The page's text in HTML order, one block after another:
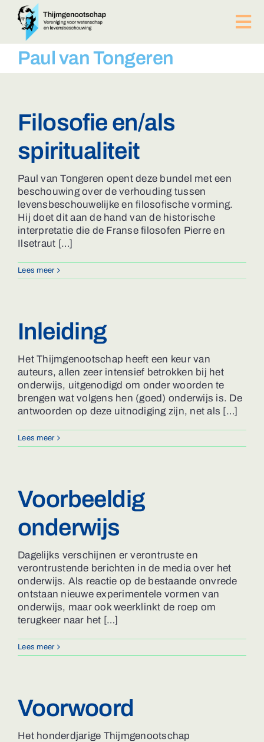
naar
inhoud
BIJEENKOMSTEN
Afdelingen
Lid worden?
Contact
ZOEKEN
NAAR:
Paul van Tongeren
Filosofie en/als
spiritualiteit
Paul van Tongeren opent deze bundel met een
beschouwing over de verhouding tussen
levensbeschouwelijke en filosofische vorming.
Hij doet dit aan de hand van de historische
interpretatie die de Franse filosofen Pierre en
Ilsetraut […]
Lees meer
Inleiding
Het Thijmgenootschap heeft een keur van
auteurs, allen zeer intensief betrokken bij het
onderwijs, uitgenodigd om onder woorden te
brengen wat volgens hen (goed) onderwijs is. De
antwoorden op deze uitnodiging zijn, net als […]
Lees meer
Voorbeeldig
onderwijs
Dagelijks verschijnen er verontruste en
verontrustende berichten in de media over het
onderwijs. Als reactie op de bestaande onvrede
ontstaan nieuwe experimentele vormen van
onderwijs, maar ook weerklinkt de roep om
terugkeer naar het […]
Lees meer
Voorwoord
Het honderdjarige Thijmgenootschap